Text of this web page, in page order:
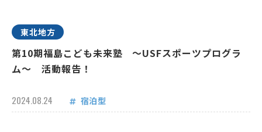
東北地方
第10期福島こども未来塾 ～USFスポーツプログラ
ム～ 活動報告！
2024.08.24 宿泊型